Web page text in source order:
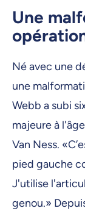
Une
Né avec une
une
Webb a subi
majeure à
Van Ness.
pied gauche
J'utilise
genou.»